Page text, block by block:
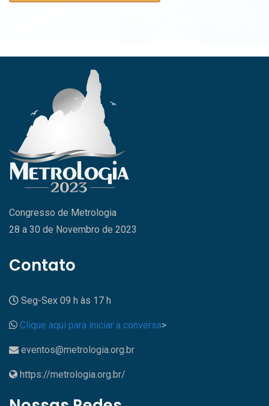
Congresso de Metrologia
28 a 30 de Novembro de 2023
Contato
Seg-Sex 09 h às 17 h
Clique aqui para iniciar a conversa>
eventos@metrologia.org.br
https://metrologia.org.br/